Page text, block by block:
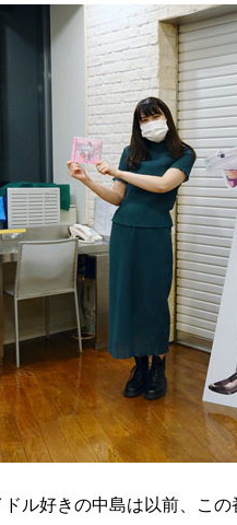
ル好きの中島は以前、こ